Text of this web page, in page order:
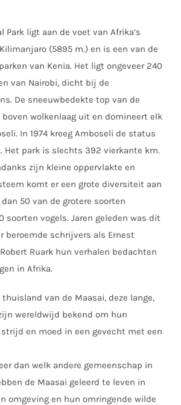
Park ligt aan de voet van Afrika’s
(5895 m.) en is een van de
van Kenia. Het ligt ongeveer 240
van Nairobi, dicht bij de
De sneeuwbedekte top van de
wolkenlaag uit en domineert elk
In 1974 kreeg Amboseli de status
Het park is slechts 392 vierkante km.
zijn kleine oppervlakte en
komt er een grote diversiteit aan
50 van de grotere soorten
soorten vogels. Jaren geleden was dit
beroemde schrijvers als Ernest
Ruark hun verhalen bedachten
in Afrika.
van de Maasai, deze lange,
wereldwijd bekend om hun
en moed in een gevecht met een
dan welk andere gemeenschap in
de Maasai geleerd te leven in
omgeving en hun omringende wilde